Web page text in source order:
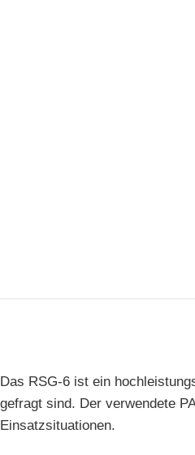
Das RSG-6 ist ein
gefragt sind. Der verwendete
Einsatzsituationen.